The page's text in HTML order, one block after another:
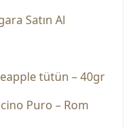
Satın Al
tütün – 40gr
Puro – Rom